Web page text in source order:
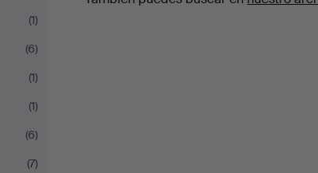
(1)
(6)
(1)
(1)
(6)
(7)